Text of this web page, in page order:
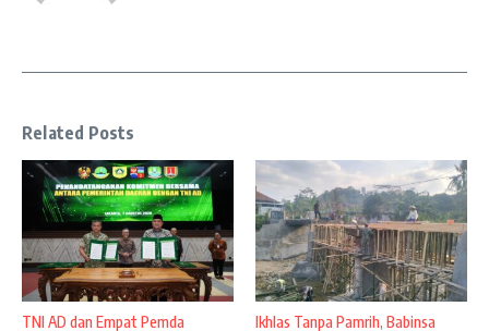
Related Posts
TNI AD dan Empat Pemda
Ikhlas Tanpa Pamrih, Babinsa